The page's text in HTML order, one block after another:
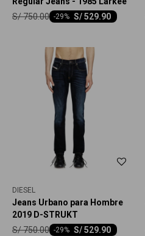
S/529.90
-29
S/750.00
DIESEL
Jeans Urbano para Hombre
2019 D-STRUKT
S/529.90
-29
S/750.00